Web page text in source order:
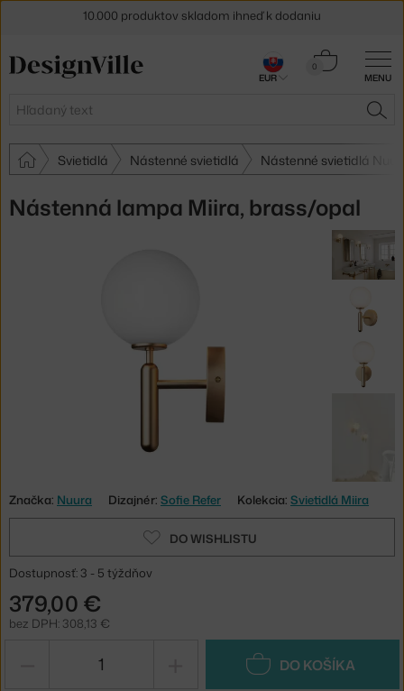
MENU
Hľadať
0
Košík
Svietidlá Nástenné svietidlá Nástenné svietidlá
Nástenná lampa Miira, brass/opal
Značka: Nuura Dizajnér: Sofie Refer Kolekcia: Svietidlá Miira
DO WISHLISTU
Dostupnosť: 3 - 5 týždňov
379,00 €
bez DPH: 308,13 €
DO KOŠÍKA
10.000 produktov skladom ihneď k dodaniu
30 dní na vrátenie tovaru
EUR